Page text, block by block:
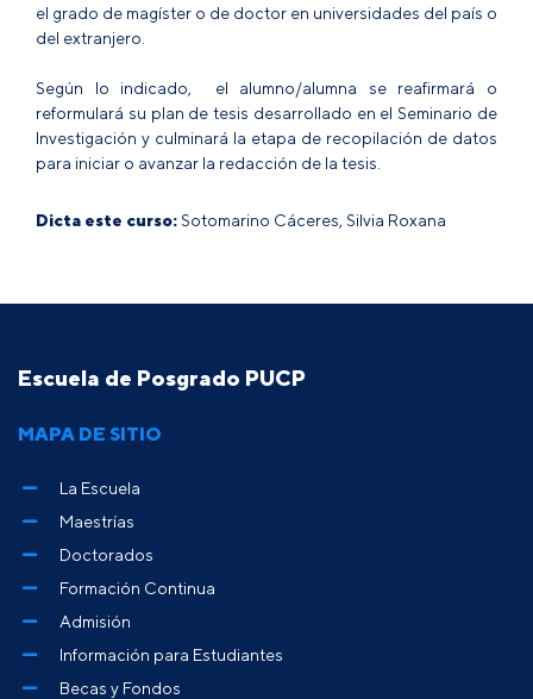
el grado de magíster o de doctor en universidades del país o
del extranjero.
Según lo indicado, el alumno/alumna se rea­firmará o
reformulará su plan de tesis desarrollado en el Seminario de
Investigación y culminará la etapa de recopilación de datos
para iniciar o avanzar la redacción de la tesis.
Dicta este curso: Sotomarino Cáceres, Silvia Roxana
Escuela de Posgrado PUCP
MAPA DE SITIO
La Escuela
Maestrías
Doctorados
Formación Continua
Admisión
Información para Estudiantes
Becas y Fondos